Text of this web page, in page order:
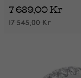
17 545,00 Kr
7 689,00 Kr